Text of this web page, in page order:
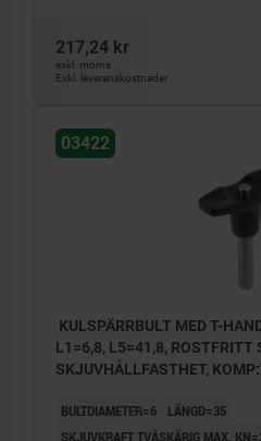
217,24 kr
exkl. moms
Exkl. leveranskostnader
03422
KULSPÄRRBULT MED T-
L1=6,8, L5=41,8, ROSTFRITT
SKJUVHÅLLFASTHET,
BULTDIAMETER=6
LÄNGD=35